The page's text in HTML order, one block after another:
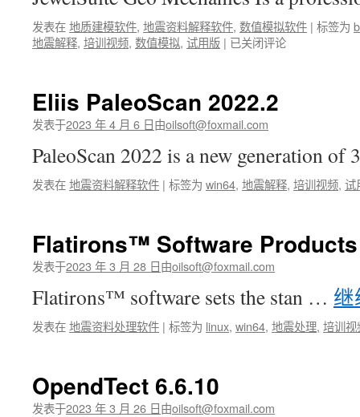
发表在地质建模软件, 地震资料解释软件, 数值模拟软件 | 标签为
地震解释, 培训视频, 数值模拟, 试用版 | JewelSuite
已关闭评论
Eliis PaleoScan 2022.2
发表于2023 年 4 月 6 日由oilsoft@foxmail.com
PaleoScan 2022 is a new generation
发表在地震资料解释软件 | 标签为 win64, 地震解释, 培训视频, 试
Flatirons™ Software Products
发表于2023 年 3 月 28 日由oilsoft@foxmail.com
Flatirons™ software sets the stan …
发表在地震资料处理软件 | 标签为 linux, win64, 地震处理, 培训视
OpendTect 6.6.10
发表于2023 年 3 月 26 日由oilsoft@foxmail.com